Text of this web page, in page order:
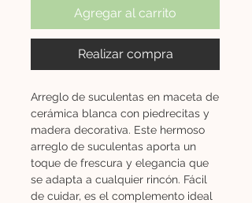
Agregar al carrito
Realizar compra
Arreglo de suculentas en maceta de
cerámica blanca con piedrecitas y
madera decorativa. Este hermoso
arreglo de suculentas aporta un
toque de frescura y elegancia que
se adapta a cualquier rincón. Fácil
de cuidar, es el complemento ideal